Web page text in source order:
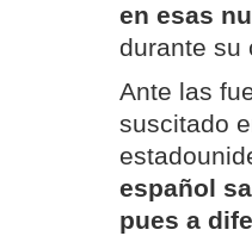
en esas
durante su
Ante las
suscitado
español
pues a